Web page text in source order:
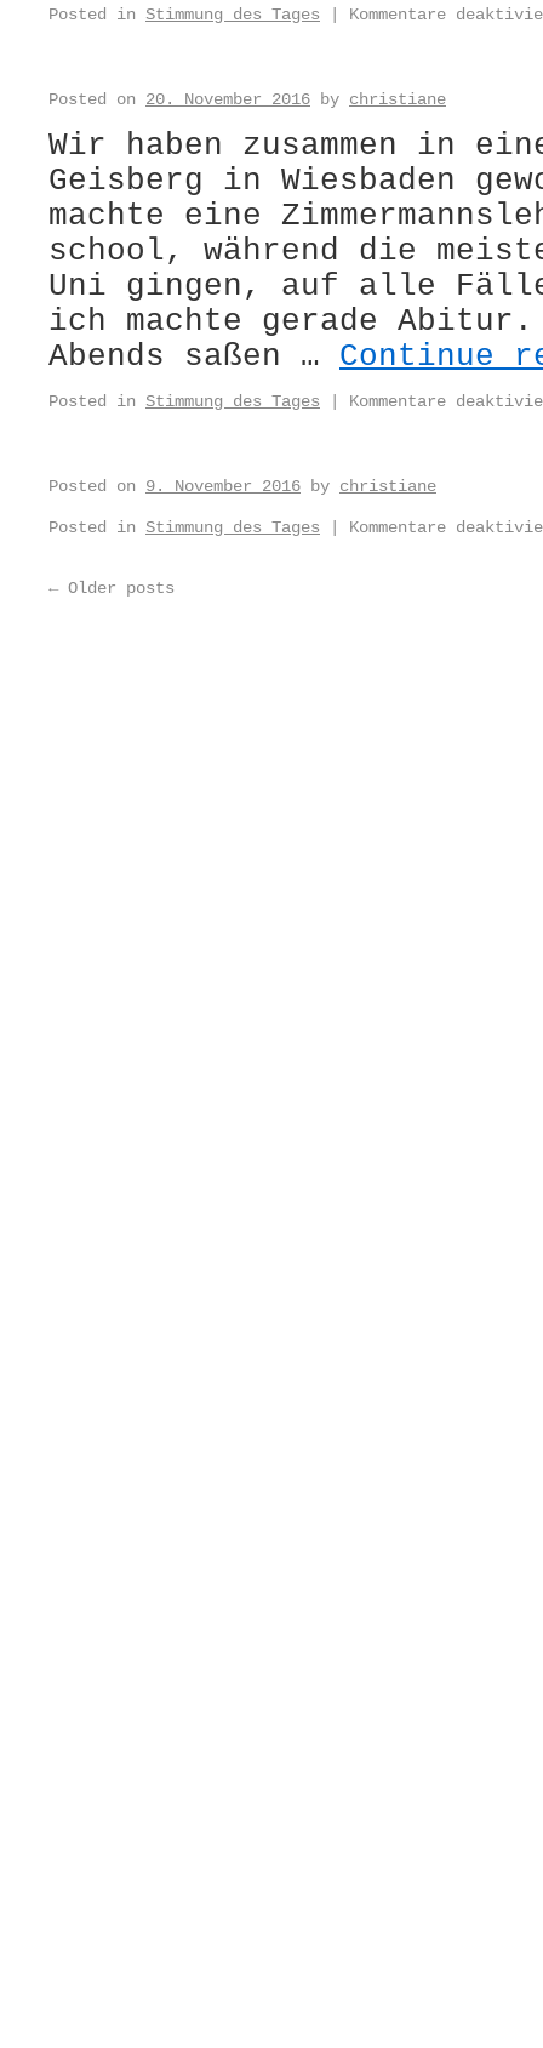
Posted in Stimmung des Tages Kommentare
Posted on 20. November 2016 by christiane
Wir haben zusammen in
Geisberg in Wiesbaden
machte eine
school, während die
Uni gingen, auf alle
ich machte gerade Abitur.
Abends saßen … Continue
Posted in Stimmung des Tages Kommentare
Posted on 9. November 2016 by christiane
Posted in Stimmung des Tages Kommentare
←Older posts